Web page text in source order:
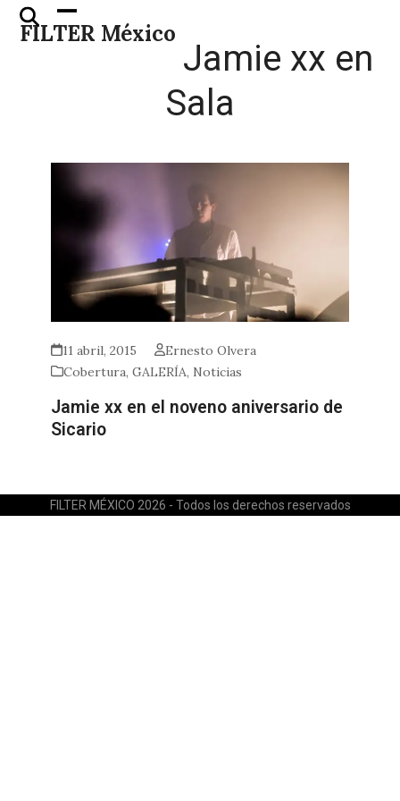
Skip
FILTER México
Open
mobile
Close
mobile
Jamie xx en
Sala
11 abril, 2015
Ernesto Olvera
Cobertura,GALERÍA, Noticias
Jamie xx en el noveno aniversario de
Sicario
FILTER MÉXICO 2026 - Todos los derechos reservados